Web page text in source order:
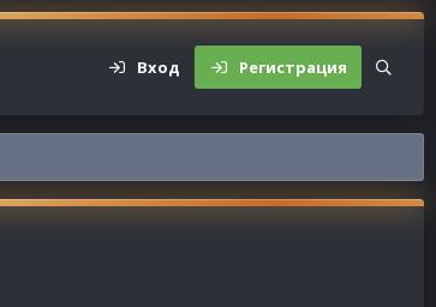
Вход Регистрация